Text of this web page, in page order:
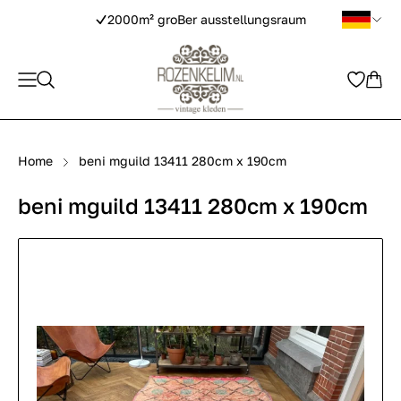
2000m² groBer ausstellungsraum
Home beni mguild 13411 280cm x 190cm
beni mguild 13411 280cm x 190cm